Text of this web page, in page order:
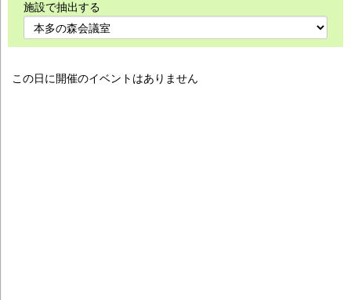
施設で抽出する
この日に開催のイベントはありません